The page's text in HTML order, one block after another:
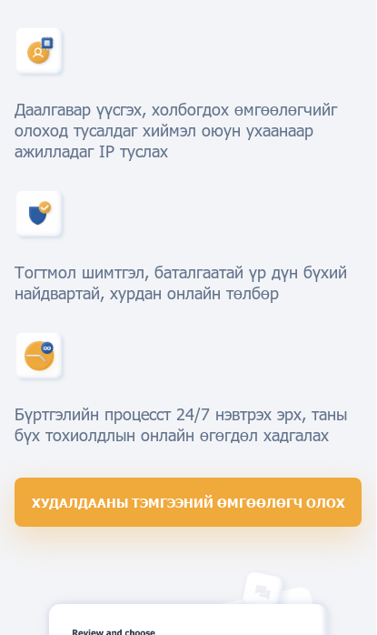
Даалгавар үүсгэх, холбогдох өмгөөлөгчийг
олоход тусалдаг хиймэл оюун ухаанаар
ажилладаг IP туслах
Тогтмол шимтгэл, баталгаатай үр дүн бүхий
найдвартай, хурдан онлайн төлбөр
Бүртгэлийн процесст 24/7 нэвтрэх эрх, таны
бүх тохиолдлын онлайн өгөгдөл хадгалах
ХУДАЛДААНЫ ТЭМГЭЭНИЙ ӨМГӨӨЛӨГЧ ОЛОХ